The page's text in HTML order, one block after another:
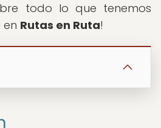
todo lo que tenemos
Rutas en Ruta!